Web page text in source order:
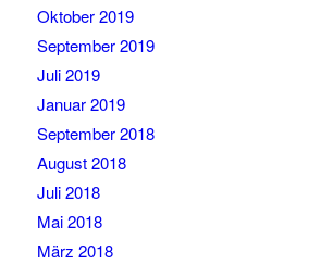
Oktober 2019
September 2019
Juli 2019
Januar 2019
September 2018
August 2018
Juli 2018
Mai 2018
März 2018